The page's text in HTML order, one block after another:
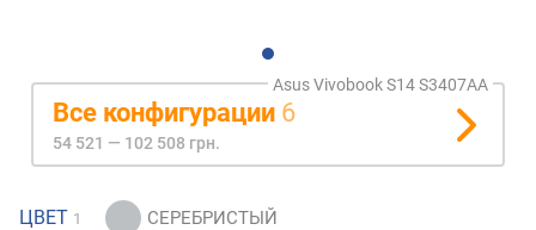
Asus Vivobook S14 S3407AA
Все конфигурации 6
54 521 — 102 508 грн.
ЦВЕТ 1